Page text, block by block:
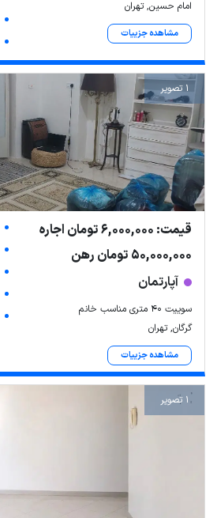
امام حسین, تهران
مشاهده جزییات
1 تصویر
قیمت: 6,000,000 تومان اجاره
50,000,000 تومان رهن
آپارتمان
سوییت ۴۰ متری مناسب خانم
گرگان, تهران
مشاهده جزییات
1 تصویر